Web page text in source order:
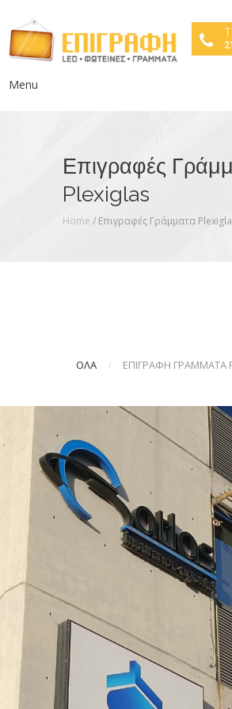
Menu
Επιγραφές
Plexiglas
Home / Επιγραφές Γράμματα
ΟΛΑ / ΕΠΙΓΡΑΦΉ ΓΡΆΜΜΑΤΑ